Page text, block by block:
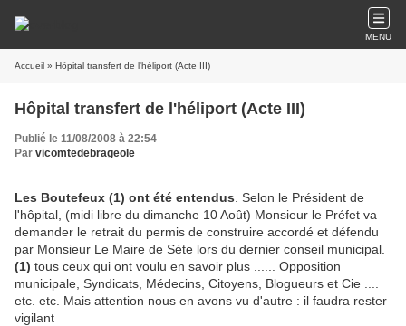
MENU
Accueil » Hôpital transfert de l'héliport (Acte III)
Hôpital transfert de l'héliport (Acte III)
Publié le 11/08/2008 à 22:54
Par vicomtedebrageole
Les Boutefeux (1) ont été entendus . Selon le Président de
l'hôpital, (midi libre du dimanche 10 Août) Monsieur le Préfet va
demander le retrait du permis de construire accordé et défendu
par Monsieur Le Maire de Sète lors du dernier conseil municipal.
(1) tous ceux qui ont voulu en savoir plus ...... Opposition
municipale, Syndicats, Médecins, Citoyens, Blogueurs et Cie ....
etc. etc. Mais attention nous en avons vu d'autre : il faudra rester
vigilant